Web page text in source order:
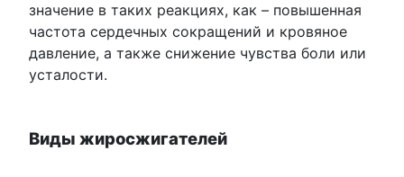
значение в таких реакциях, как – повышенная
частота сердечных сокращений и кровяное
давление, а также снижение чувства боли или
усталости.
Виды жиросжигателей